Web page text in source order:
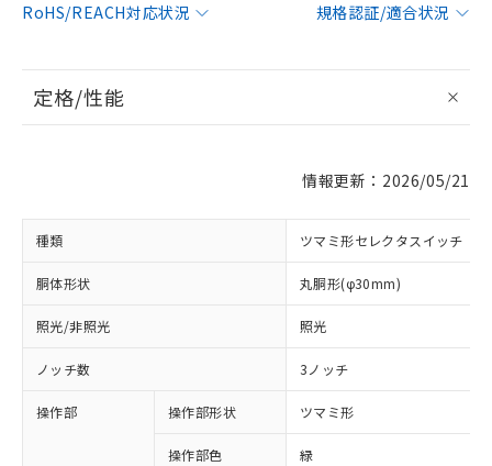
RoHS/REACH対応状況
規格認証/適合状況
定格/性能
情報更新：2026/05/21
種類 ツマミ形セレクタスイッチ
胴体形状 丸胴形(φ30mm)
照光/非照光 照光
ノッチ数 3ノッチ
操作部 操作部形状 ツマミ形
操作部色 緑